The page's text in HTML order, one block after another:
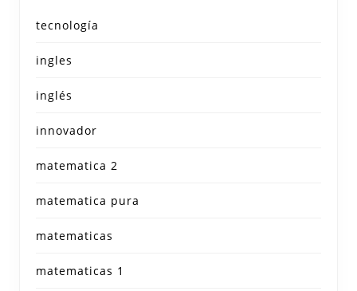
tecnología
ingles
inglés
innovador
matematica 2
matematica pura
matematicas
matematicas 1